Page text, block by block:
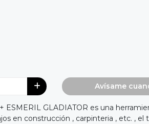
Avísame
ESMERIL GLADIATOR es una
en construcción , carpinteria , etc. , el